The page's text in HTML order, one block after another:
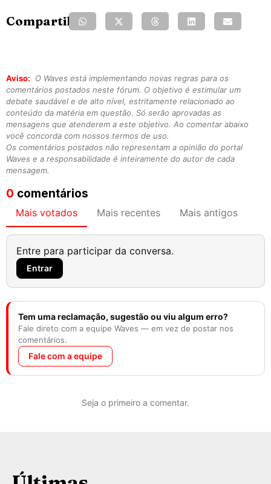
Compartilhe:
Aviso:
O Waves está implementando novas regras para os
comentários postados neste fórum. O objetivo é estimular um
debate saudável e de alto nível, estritamente relacionado ao
conteúdo da matéria em questão. Só serão aprovadas as
mensagens que atenderem a este objetivo. Ao comentar abaixo
você concorda com nossos termos de uso.
Os comentários postados não representam a opinião do portal
Waves e a responsabilidade é inteiramente do autor de cada
mensagem.
0 comentários
Mais votados Mais recentes Mais antigos
Entre para participar da conversa.
Entrar
Tem uma reclamação, sugestão ou viu algum erro?
Fale direto com a equipe Waves — em vez de postar nos
comentários.
Fale com a equipe
Seja o primeiro a comentar.